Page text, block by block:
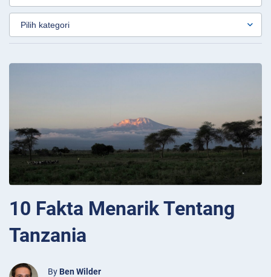
10 Fakta Menarik Tentang
Tanzania
By Ben Wilder